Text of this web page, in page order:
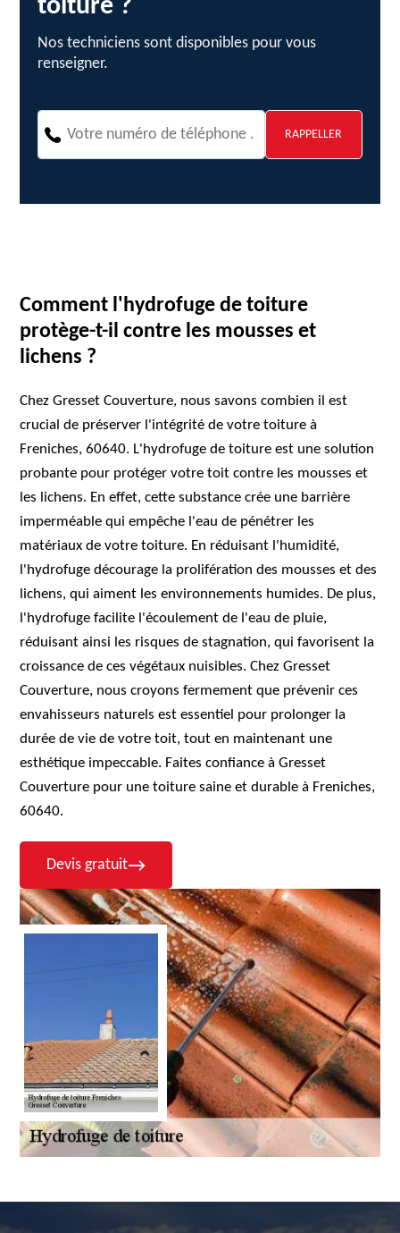
toiture ?
Nos techniciens sont disponibles pour vous
renseigner.
Comment l'hydrofuge de toiture
protège-t-il contre les mousses et
lichens ?
Chez Gresset Couverture, nous savons combien il est
crucial de préserver l'intégrité de votre toiture à
Freniches, 60640. L'hydrofuge de toiture est une solution
probante pour protéger votre toit contre les mousses et
les lichens. En effet, cette substance crée une barrière
imperméable qui empêche l'eau de pénétrer les
matériaux de votre toiture. En réduisant l'humidité,
l'hydrofuge décourage la prolifération des mousses et des
lichens, qui aiment les environnements humides. De plus,
l'hydrofuge facilite l'écoulement de l'eau de pluie,
réduisant ainsi les risques de stagnation, qui favorisent la
croissance de ces végétaux nuisibles. Chez Gresset
Couverture, nous croyons fermement que prévenir ces
envahisseurs naturels est essentiel pour prolonger la
durée de vie de votre toit, tout en maintenant une
esthétique impeccable. Faites confiance à Gresset
Couverture pour une toiture saine et durable à Freniches,
60640.
Devis gratuit